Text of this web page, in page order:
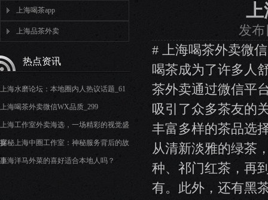
上海喝茶app
上海品茶外卖
热点资讯
上海水磨论坛：本地圈内人热议话题_61
上海喝茶外卖微信WX品质_299
上海工作室外卖海选，一场精彩的视觉盛
宴
探秘上海中圈工作室：神秘服务背后的故
事
上海洋马外菜的喜好适合本地人吗？
上
发布
# 上海喝茶外卖微
喝茶成为了许多人
茶外卖通过微信平
吸引了众多茶友的
丰富多样的茶品选
从清新淡雅的绿茶
种、祁门红茶，再
有。此外，还有黑